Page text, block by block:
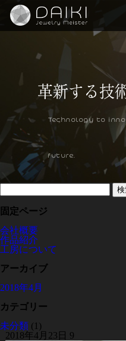
Technology to
future.
検
索:
固定ページ
会社概要
作品紹介
工房について
アーカイブ
2018年4月
カテゴリー
未分類 (1)
2018年4月23日 9